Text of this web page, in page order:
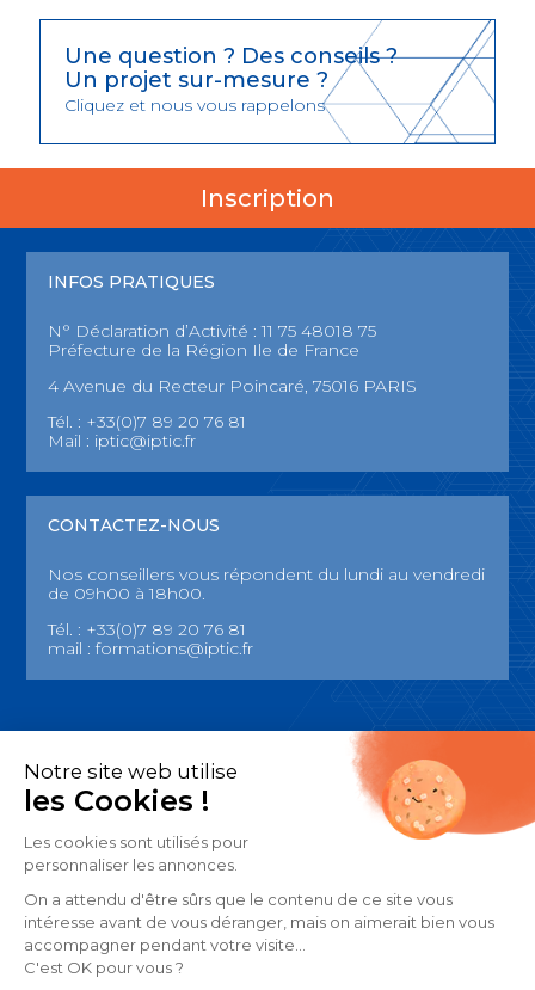
Une question ? Des conseils ?
Un projet sur-mesure ?
Cliquez et nous vous rappelons
Inscription
INFOS PRATIQUES
N° Déclaration d’Activité : 11 75 48018 75
Préfecture de la Région Ile de France
4 Avenue du Recteur Poincaré, 75016 PARIS
Tél. : +33(0)7 89 20 76 81
Mail : iptic@iptic.fr
CONTACTEZ-NOUS
Nos conseillers vous répondent du lundi au vendredi
de 09h00 à 18h00.
Tél. : +33(0)7 89 20 76 81
mail :formations@iptic.fr
Mentions légales
Date de de dernère mise à jour des mentions légales : 07/08/2024
Notre site web utilise
les Cookies !
Les cookies sont utilisés pour
personnaliser les annonces.
On a attendu d'être sûrs que le contenu de ce site vous
intéresse avant de vous déranger, mais on aimerait bien vous
accompagner pendant votre visite...
C'est OK pour vous ?